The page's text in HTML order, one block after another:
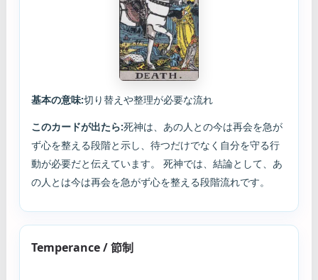
基本の意味:切り替えや整理が必要な流れ
このカードが出たら:死神は、あの人との今は再会を急が
ず心を整える段階と示し、待つだけでなく自分を守る行
動が必要だと伝えています。 死神では、結論として、あ
の人とは今は再会を急がず心を整える段階流れです。
Temperance / 節制